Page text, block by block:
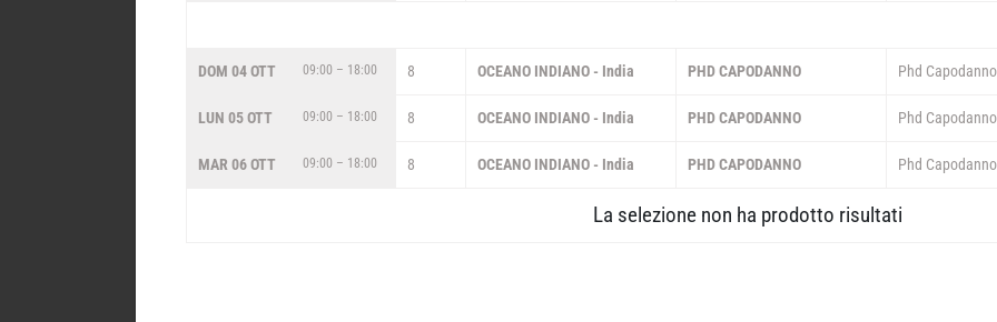
DOM 04 OTT 09:00 – 18:00 8 OCEANO INDIANO - India PHD CAPODANNO Phd Capodanno
LUN 05 OTT 09:00 – 18:00 8 OCEANO INDIANO - India PHD CAPODANNO Phd Capodanno
MAR 06 OTT 09:00 – 18:00 8 OCEANO INDIANO - India PHD CAPODANNO Phd Capodanno
La selezione non ha prodotto risultati